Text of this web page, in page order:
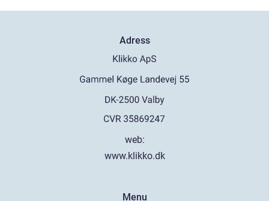
Adress
web:
www.klikko.dk
Menu